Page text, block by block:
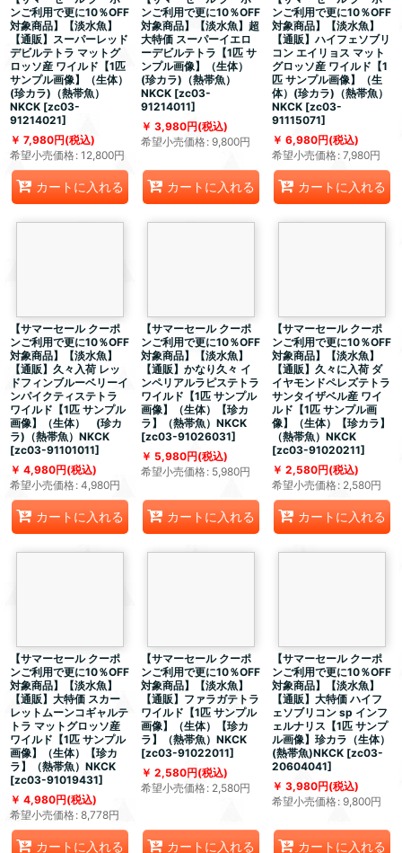
ンご利用で更に10％OFF
対象商品】【淡水魚】
【通販】スーパーレッド
デビルテトラ マットグ
ロッソ産 ワイルド【1匹
サンプル画像】（生体）
(珍カラ)（熱帯魚）
NKCK [zc03-
91214021]
7,980円(税込)
希望小売価格: 12,800円
カートに入れる
ンご利用で更に10％OFF
対象商品】【淡水魚】超
大特価 スーパーイエロ
ーデビルテトラ【1匹 サ
ンプル画像】（生体）
(珍カラ)（熱帯魚）
NKCK [zc03-
91214011]
3,980円(税込)
希望小売価格: 9,800円
カートに入れる
ンご利用で更に10％OFF
対象商品】【淡水魚】
【通販】ハイフェソブリ
コン エイリョス マット
グロッソ産 ワイルド【1
匹 サンプル画像】（生
体）(珍カラ)（熱帯魚）
NKCK [zc03-
91115071]
6,980円(税込)
希望小売価格: 7,980円
カートに入れる
【サマーセール クーポ
ンご利用で更に10％OFF
対象商品】【淡水魚】
【通販】久々入荷 レッ
ドフィンブルーベリーイ
ンパイクティステトラ
ワイルド【1匹 サンプル
画像】（生体） (珍カ
ラ)（熱帯魚）NKCK
[zc03-91101011]
4,980円(税込)
希望小売価格: 4,980円
カートに入れる
【サマーセール クーポ
ンご利用で更に10％OFF
対象商品】【淡水魚】
【通販】かなり久々 イ
ンペリアルラピステトラ
ワイルド【1匹 サンプル
画像】（生体）【珍カ
ラ】（熱帯魚）NKCK
[zc03-91026031]
5,980円(税込)
希望小売価格: 5,980円
カートに入れる
【サマーセール クーポ
ンご利用で更に10％OFF
対象商品】【淡水魚】
【通販】久々に入荷 ダ
イヤモンドペレズテトラ
サンタイザベル産 ワイ
ルド【1匹 サンプル画
像】（生体）【珍カラ】
（熱帯魚）NKCK
[zc03-91020211]
2,580円(税込)
希望小売価格: 2,580円
カートに入れる
【サマーセール クーポ
ンご利用で更に10％OFF
対象商品】【淡水魚】
【通販】大特価 スカー
レットムーンコギャルテ
トラ マットグロッソ産
ワイルド【1匹 サンプル
画像】（生体）【珍カ
ラ】（熱帯魚）NKCK
[zc03-91019431]
4,980円(税込)
希望小売価格: 8,778円
カートに入れる
【サマーセール クーポ
ンご利用で更に10％OFF
対象商品】【淡水魚】
【通販】ファラガテトラ
ワイルド【1匹 サンプル
画像】（生体）【珍カ
ラ】（熱帯魚）NKCK
[zc03-91022011]
2,580円(税込)
希望小売価格: 2,580円
カートに入れる
【サマーセール クーポ
ンご利用で更に10％OFF
対象商品】【淡水魚】
【通販】大特価 ハイフ
ェソブリコン sp インフ
ェルナリス【1匹 サンプ
ル画像】珍カラ（生体）
(熱帯魚)NKCK [zc03-
20604041]
3,980円(税込)
希望小売価格: 9,800円
カートに入れる